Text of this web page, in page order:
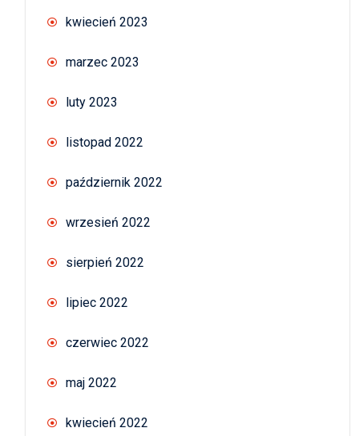
kwiecień 2023
marzec 2023
luty 2023
listopad 2022
październik 2022
wrzesień 2022
sierpień 2022
lipiec 2022
czerwiec 2022
maj 2022
kwiecień 2022